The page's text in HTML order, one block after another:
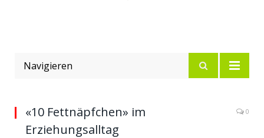
Navigieren
«10 Fettnäpfchen» im
Erziehungsalltag
0